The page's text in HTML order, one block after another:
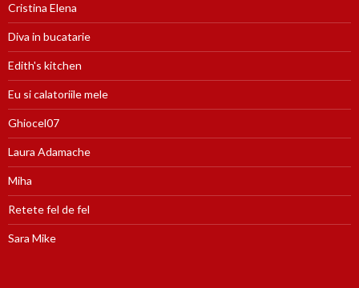
Cristina Elena
Diva in bucatarie
Edith's kitchen
Eu si calatoriile mele
Ghiocel07
Laura Adamache
Miha
Retete fel de fel
Sara Mike